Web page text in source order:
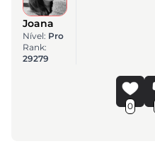
Joana
Nível: Pro
Rank:
29279
0